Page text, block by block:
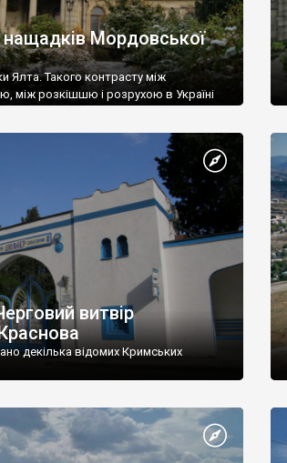
Мордовської
Ялта. Такого контрасту між
між розкішшю і розрухою в Україні
витвір
декілька відомих Кримських